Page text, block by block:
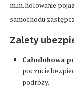
m.in. holowanie
samochodu
Zalety
Całodobowa
poczucie
podróży.